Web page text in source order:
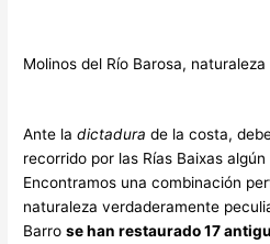
Molinos del Río Barosa, naturaleza
Ante ladictadurade la costa,
recorrido por las Rías Baixas
Encontramos una combinación
naturaleza verdaderamente
Barrose han restaurado 17